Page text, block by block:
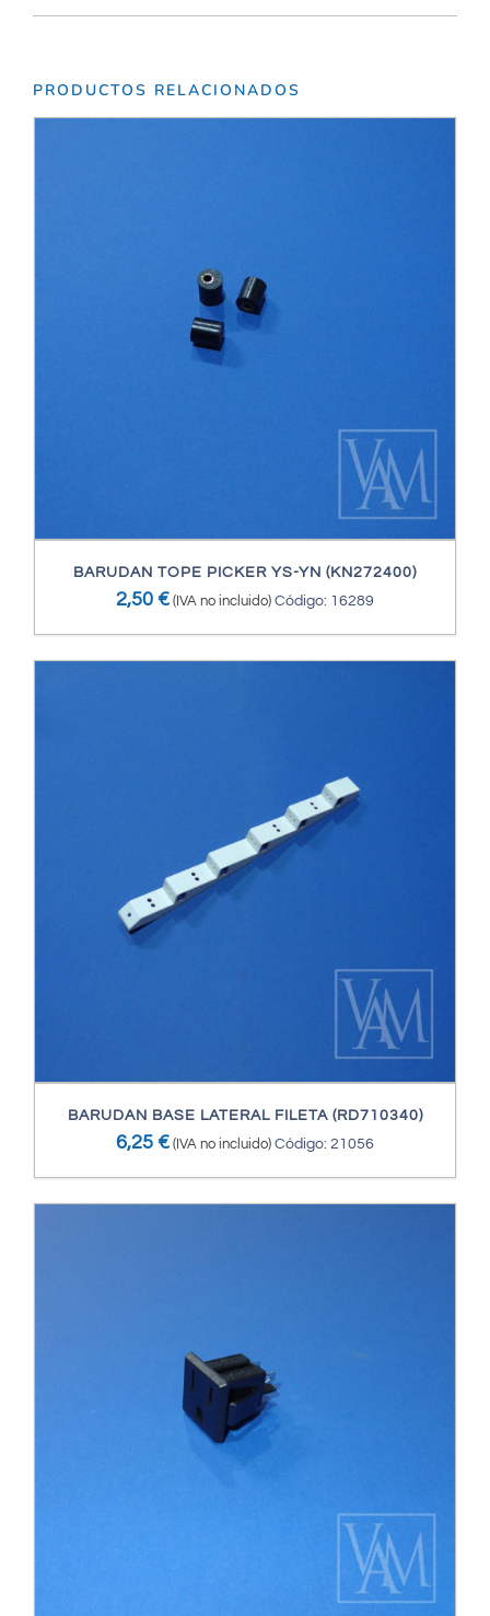
PRODUCTOS RELACIONADOS
BARUDAN TOPE PICKER YS-YN (KN272400)
2,50 € (IVA no incluido) Código: 16289
BARUDAN BASE LATERAL FILETA (RD710340)
6,25 € (IVA no incluido) Código: 21056